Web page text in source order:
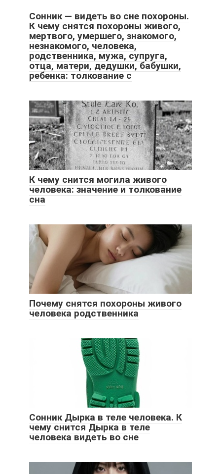
Сонник — видеть во сне похороны.
К чему снятся похороны живого,
мертвого, умершего, знакомого,
незнакомого, человека,
родственника, мужа, супруга,
отца, матери, дедушки, бабушки,
ребенка: толкование с
К чему снится могила живого
человека: значение и толкование
сна
Почему снятся похороны живого
человека родственника
Сонник Дырка в теле человека. К
чему снится Дырка в теле
человека видеть во сне